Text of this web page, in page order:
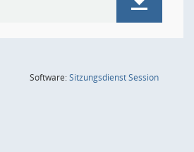
Software:SitzungsdienstSession(Wird in